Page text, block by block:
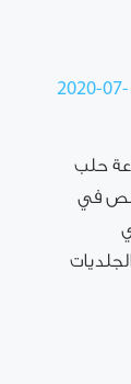
2020-07-
حلب
في
والجلديات